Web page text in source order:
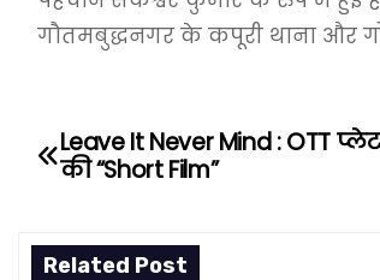
गौतमबुद्धनगर के कपूरी थाना और
P
s
Leave It Never Mind : OTT
की “Short Film”
Related Post